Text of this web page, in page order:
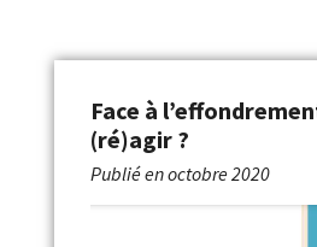
Face à
(ré)agir ?
Publié enoctobre 2020